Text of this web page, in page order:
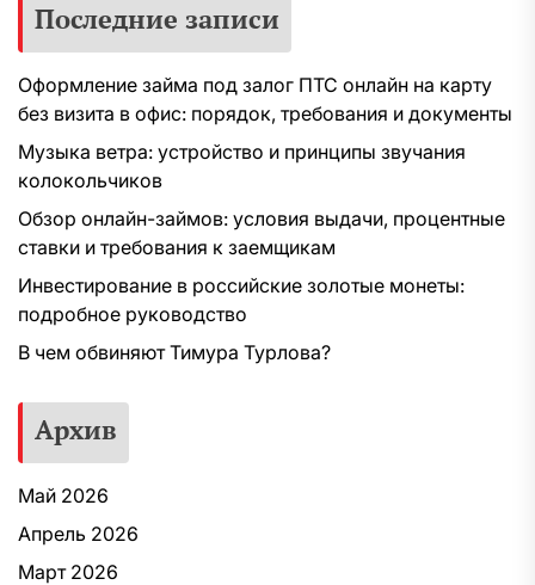
Последние записи
Оформление займа под залог ПТС онлайн на карту
без визита в офис: порядок, требования и документы
Музыка ветра: устройство и принципы звучания
колокольчиков
Обзор онлайн-займов: условия выдачи, процентные
ставки и требования к заемщикам
Инвестирование в российские золотые монеты:
подробное руководство
В чем обвиняют Тимура Турлова?
Архив
Май 2026
Апрель 2026
Март 2026